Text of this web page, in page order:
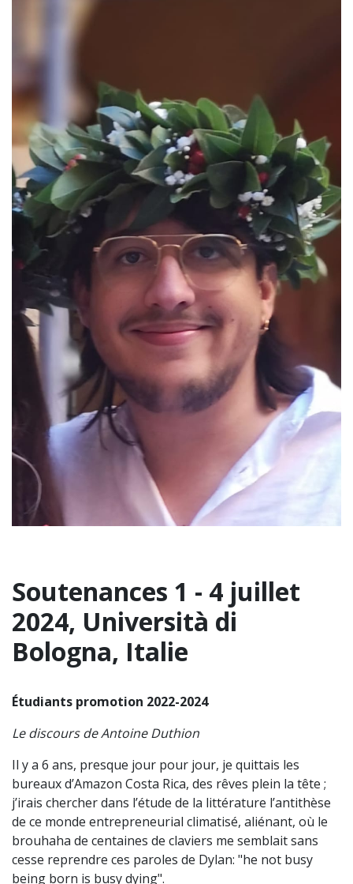
Soutenances 1 - 4 juillet
2024, Università di
Bologna, Italie
Étudiants promotion 2022-2024
Le discours de Antoine Duthion
Il y a 6 ans, presque jour pour jour, je quittais les
bureaux d’Amazon Costa Rica, des rêves plein la tête ;
j’irais chercher dans l’étude de la littérature l’antithèse
de ce monde entrepreneurial climatisé, aliénant, où le
brouhaha de centaines de claviers me semblait sans
cesse reprendre ces paroles de Dylan: "he not busy
being born is busy dying".